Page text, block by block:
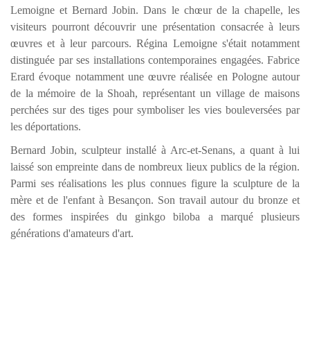
Lemoigne et Bernard Jobin. Dans le chœur de la chapelle, les
visiteurs pourront découvrir une présentation consacrée à leurs
œuvres et à leur parcours. Régina Lemoigne s'était notamment
distinguée par ses installations contemporaines engagées. Fabrice
Erard évoque notamment une œuvre réalisée en Pologne autour
de la mémoire de la Shoah, représentant un village de maisons
perchées sur des tiges pour symboliser les vies bouleversées par
les déportations.
Bernard Jobin, sculpteur installé à Arc-et-Senans, a quant à lui
laissé son empreinte dans de nombreux lieux publics de la région.
Parmi ses réalisations les plus connues figure la sculpture de la
mère et de l'enfant à Besançon. Son travail autour du bronze et
des formes inspirées du ginkgo biloba a marqué plusieurs
générations d'amateurs d'art.